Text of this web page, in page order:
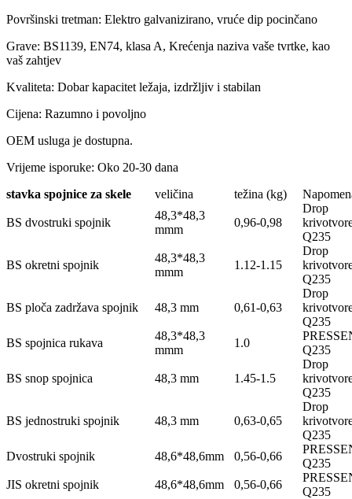
Površinski tretman: Elektro galvanizirano, vruće dip pocinčano
Grave: BS1139, EN74, klasa A, Krećenja naziva vaše tvrtke, kao
vaš zahtjev
Kvaliteta: Dobar kapacitet ležaja, izdržljiv i stabilan
Cijena: Razumno i povoljno
OEM usluga je dostupna.
Vrijeme isporuke: Oko 20-30 dana
stavka spojnice za skele
veličina težina (kg)
BS dvostruki spojnik
48,3*48,3
mmm
0,96-0,98
Drop
Q235
BS okretni spojnik
48,3*48,3
mmm
1.12-1.15
Drop
Q235
BS ploča zadržava spojnik 48,3 mm 0,61-0,63
Drop
Q235
BS spojnica rukava
48,3*48,3
mmm
1.0
Q235
BS snop spojnica 48,3 mm 1.45-1.5
Drop
Q235
BS jednostruki spojnik 48,3 mm 0,63-0,65
Drop
Q235
Dvostruki spojnik
48,6*48,6mm 0,56-0,66
Q235
JIS okretni spojnik
48,6*48,6mm 0,56-0,66
Q235